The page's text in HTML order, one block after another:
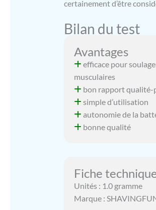
certainement d’être
Bilan du test
Avantages
efficace pour
musculaires
bon rapport qualité-
simple d’utilisation
autonomie de la
bonne qualité
Fiche
Unités : 1.0 gramme
Marque :